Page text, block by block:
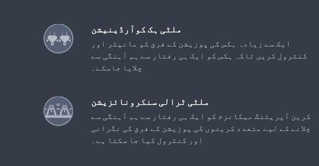
ملٹی ہک کوآرڈینیشن
ایک سے زیادہ ہکس کی پوزیشن کے فرق کو مانیٹر اور
کنٹرول کریں تاکہ ہکس کو ایک ہی رفتار سے ہم آہنگی سے
چلایا جاسکے۔
ملٹی ٹرالی سنکرونائزیشن
کرین آپریٹنگ میکانزم کو ایک ہی رفتار سے ہم آہنگی سے
چلانے کے لیے متعدد کرینوں کی پوزیشن کے فرق کی نگرانی
اور کنٹرول کیا جا سکتا ہے۔